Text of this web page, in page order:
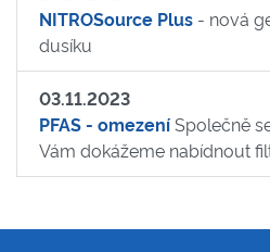
NITROSource Plus - nová
dusíku
03.11.2023
PFAS - omezeníSpolečně
Vám dokážeme nabídnout